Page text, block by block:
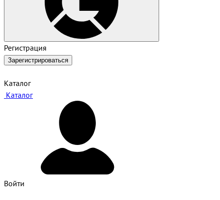
Регистрация
Зарегистрироваться
Каталог
Каталог
Войти